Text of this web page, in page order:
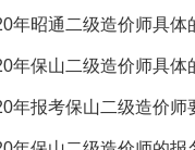
年昭通二级造价师具体
年保山二级造价师具体
年报考保山二级造价师